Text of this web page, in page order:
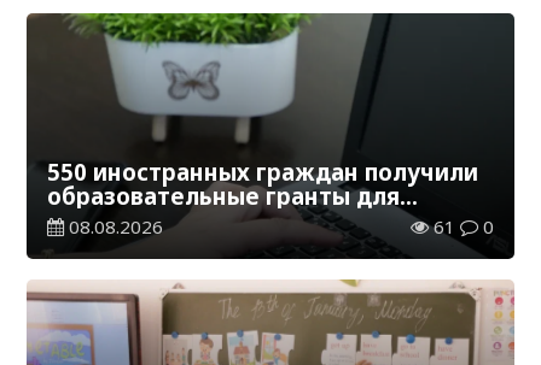
550 иностранных граждан получили
образовательные гранты для
обучения в Казахстане
08.08.2026 61 0